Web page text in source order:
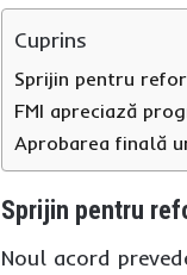
Cuprins
Sprijin pentru
FMI apreciază
Aprobarea finală
Sprijin pentru
Noul acord